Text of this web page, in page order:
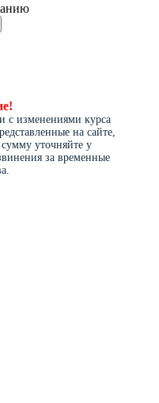
с изменениями курса
на сайте,
уточняйте у
за временные